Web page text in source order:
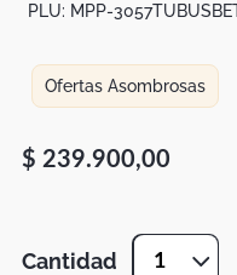
PLU: MPP-
Ofertas Asombrosas
$ 239.900,00
Cantidad 1